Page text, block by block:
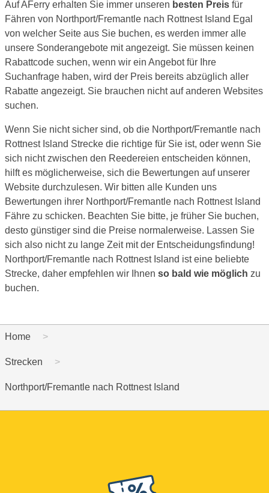
Auf AFerry erhalten Sie immer unseren besten Preis für
Fähren von Northport/Fremantle nach Rottnest Island Egal
von welcher Seite aus Sie buchen, es werden immer alle
unsere Sonderangebote mit angezeigt. Sie müssen keinen
Rabattcode suchen, wenn wir ein Angebot für Ihre
Suchanfrage haben, wird der Preis bereits abzüglich aller
Rabatte angezeigt. Sie brauchen nicht auf anderen Websites
suchen.
Wenn Sie nicht sicher sind, ob die Northport/Fremantle nach
Rottnest Island Strecke die richtige für Sie ist, oder wenn Sie
sich nicht zwischen den Reedereien entscheiden können,
hilft es möglicherweise, sich die Bewertungen auf unserer
Website durchzulesen. Wir bitten alle Kunden uns
Bewertungen ihrer Northport/Fremantle nach Rottnest Island
Fähre zu schicken. Beachten Sie bitte, je früher Sie buchen,
desto günstiger sind die Preise normalerweise. Lassen Sie
sich also nicht zu lange Zeit mit der Entscheidungsfindung!
Northport/Fremantle nach Rottnest Island ist eine beliebte
Strecke, daher empfehlen wir Ihnen so bald wie möglich zu
buchen.
Home
Strecken
Northport/Fremantle nach Rottnest Island